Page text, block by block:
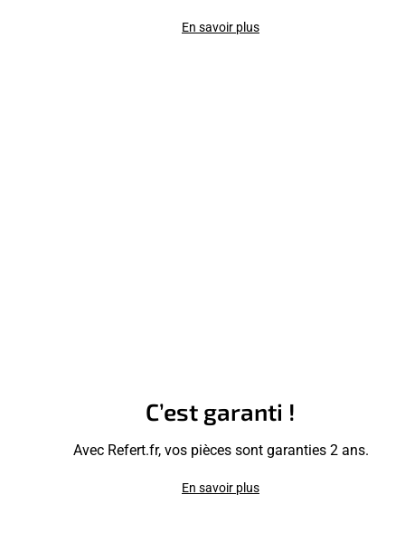
En savoir plus
C’est garanti !
Avec Refert.fr, vos pièces sont garanties 2 ans.
En savoir plus